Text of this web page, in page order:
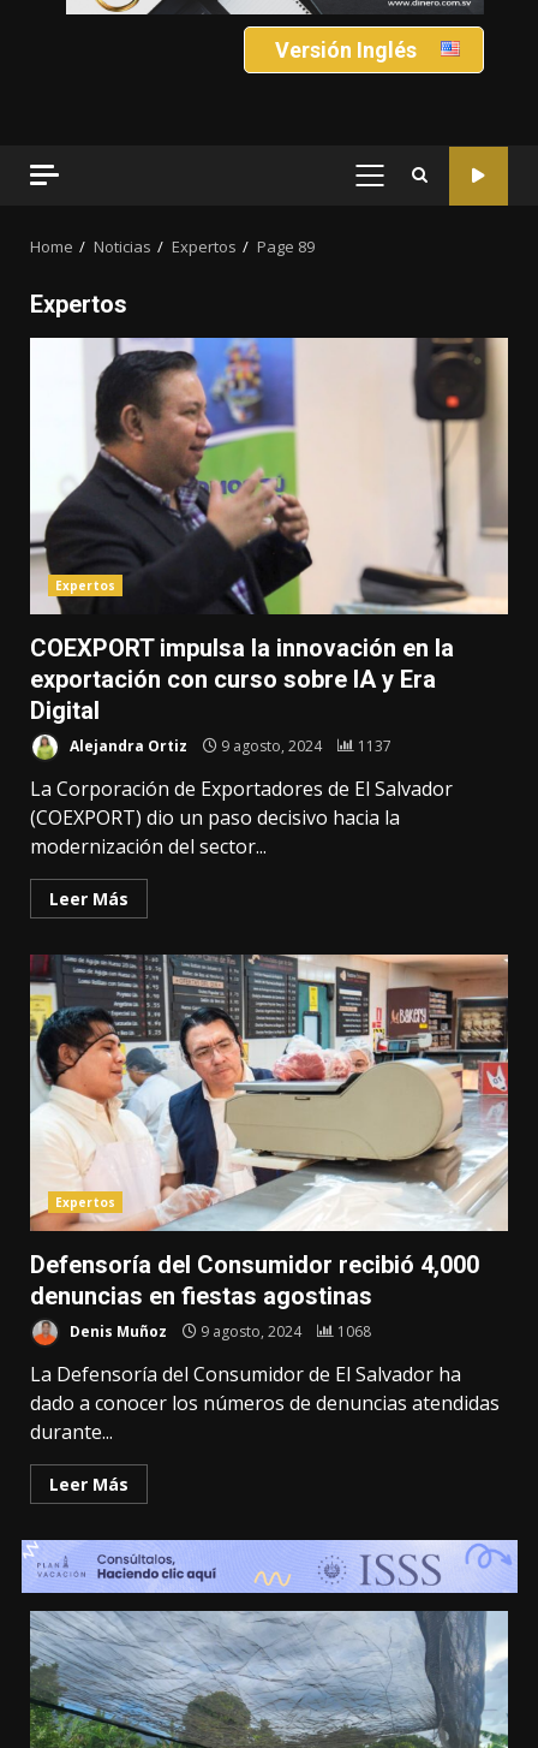
Versión Inglés
PRIMARY
Home Noticias Expertos Page 89
Expertos
Expertos
COEXPORT impulsa la innovación en la
exportación con curso sobre IA y Era
Digital
Alejandra Ortiz 9 agosto, 2024 1137
La Corporación de Exportadores de El Salvador
(COEXPORT) dio un paso decisivo hacia la
modernización del sector...
Leer Más
Expertos
Defensoría del Consumidor recibió 4,000
denuncias en fiestas agostinas
Denis Muñoz 9 agosto, 2024 1068
La Defensoría del Consumidor de El Salvador ha
dado a conocer los números de denuncias atendidas
durante...
Leer Más